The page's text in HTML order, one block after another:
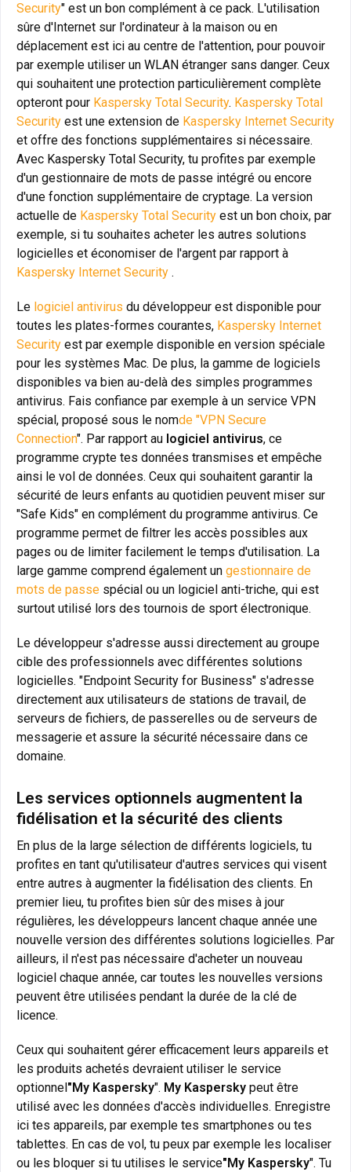
Security" est un bon complément à ce pack. L'utilisation
sûre d'Internet sur l'ordinateur à la maison ou en
déplacement est ici au centre de l'attention, pour pouvoir
par exemple utiliser un WLAN étranger sans danger. Ceux
qui souhaitent une protection particulièrement complète
opteront pour Kaspersky Total Security. Kaspersky Total
Security est une extension de Kaspersky Internet Security
et offre des fonctions supplémentaires si nécessaire.
Avec Kaspersky Total Security, tu profites par exemple
d'un gestionnaire de mots de passe intégré ou encore
d'une fonction supplémentaire de cryptage. La version
actuelle de Kaspersky Total Security est un bon choix, par
exemple, si tu souhaites acheter les autres solutions
logicielles et économiser de l'argent par rapport à
Kaspersky Internet Security .
Le logiciel antivirus du développeur est disponible pour
toutes les plates-formes courantes, Kaspersky Internet
Security est par exemple disponible en version spéciale
pour les systèmes Mac. De plus, la gamme de logiciels
disponibles va bien au-delà des simples programmes
antivirus. Fais confiance par exemple à un service VPN
spécial, proposé sous le nomde "VPN Secure
Connection". Par rapport au logiciel antivirus, ce
programme crypte tes données transmises et empêche
ainsi le vol de données. Ceux qui souhaitent garantir la
sécurité de leurs enfants au quotidien peuvent miser sur
"Safe Kids" en complément du programme antivirus. Ce
programme permet de filtrer les accès possibles aux
pages ou de limiter facilement le temps d'utilisation. La
large gamme comprend également un gestionnaire de
mots de passe spécial ou un logiciel anti-triche, qui est
surtout utilisé lors des tournois de sport électronique.
Le développeur s'adresse aussi directement au groupe
cible des professionnels avec différentes solutions
logicielles. "Endpoint Security for Business" s'adresse
directement aux utilisateurs de stations de travail, de
serveurs de fichiers, de passerelles ou de serveurs de
messagerie et assure la sécurité nécessaire dans ce
domaine.
Les services optionnels augmentent la
fidélisation et la sécurité des clients
En plus de la large sélection de différents logiciels, tu
profites en tant qu'utilisateur d'autres services qui visent
entre autres à augmenter la fidélisation des clients. En
premier lieu, tu profites bien sûr des mises à jour
régulières, les développeurs lancent chaque année une
nouvelle version des différentes solutions logicielles. Par
ailleurs, il n'est pas nécessaire d'acheter un nouveau
logiciel chaque année, car toutes les nouvelles versions
peuvent être utilisées pendant la durée de la clé de
licence.
Ceux qui souhaitent gérer efficacement leurs appareils et
les produits achetés devraient utiliser le service
optionnel"My Kaspersky". My Kaspersky peut être
utilisé avec les données d'accès individuelles. Enregistre
ici tes appareils, par exemple tes smartphones ou tes
tablettes. En cas de vol, tu peux par exemple les localiser
ou les bloquer si tu utilises le service"My Kaspersky". Tu